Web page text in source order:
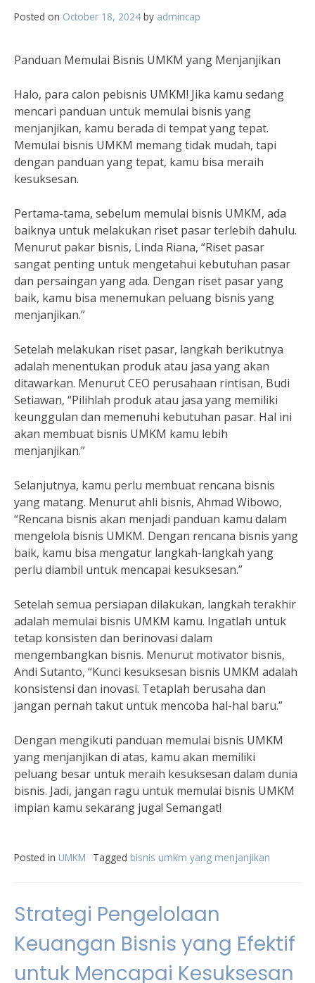
Posted on October 18, 2024 by admincap
Panduan Memulai Bisnis UMKM yang Menjanjikan
Halo, para calon pebisnis UMKM! Jika kamu sedang
mencari panduan untuk memulai bisnis yang
menjanjikan, kamu berada di tempat yang tepat.
Memulai bisnis UMKM memang tidak mudah, tapi
dengan panduan yang tepat, kamu bisa meraih
kesuksesan.
Pertama-tama, sebelum memulai bisnis UMKM, ada
baiknya untuk melakukan riset pasar terlebih dahulu.
Menurut pakar bisnis, Linda Riana, “Riset pasar
sangat penting untuk mengetahui kebutuhan pasar
dan persaingan yang ada. Dengan riset pasar yang
baik, kamu bisa menemukan peluang bisnis yang
menjanjikan.”
Setelah melakukan riset pasar, langkah berikutnya
adalah menentukan produk atau jasa yang akan
ditawarkan. Menurut CEO perusahaan rintisan, Budi
Setiawan, “Pilihlah produk atau jasa yang memiliki
keunggulan dan memenuhi kebutuhan pasar. Hal ini
akan membuat bisnis UMKM kamu lebih
menjanjikan.”
Selanjutnya, kamu perlu membuat rencana bisnis
yang matang. Menurut ahli bisnis, Ahmad Wibowo,
“Rencana bisnis akan menjadi panduan kamu dalam
mengelola bisnis UMKM. Dengan rencana bisnis yang
baik, kamu bisa mengatur langkah-langkah yang
perlu diambil untuk mencapai kesuksesan.”
Setelah semua persiapan dilakukan, langkah terakhir
adalah memulai bisnis UMKM kamu. Ingatlah untuk
tetap konsisten dan berinovasi dalam
mengembangkan bisnis. Menurut motivator bisnis,
Andi Sutanto, “Kunci kesuksesan bisnis UMKM adalah
konsistensi dan inovasi. Tetaplah berusaha dan
jangan pernah takut untuk mencoba hal-hal baru.”
Dengan mengikuti panduan memulai bisnis UMKM
yang menjanjikan di atas, kamu akan memiliki
peluang besar untuk meraih kesuksesan dalam dunia
bisnis. Jadi, jangan ragu untuk memulai bisnis UMKM
impian kamu sekarang juga! Semangat!
Posted in UMKM Tagged bisnis umkm yang menjanjikan
Strategi Pengelolaan
Keuangan Bisnis yang Efektif
untuk Mencapai Kesuksesan